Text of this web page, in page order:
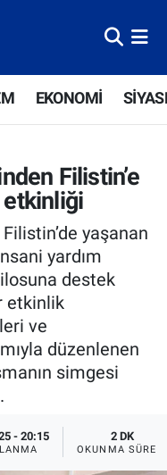
EKONOMİ
Filistin’e
etkinliği
yaşanan
yardım
destek
etkinlik
ve
düzenlenen
simgesi
- 20:15 2 DK
OKUNMA SÜRESI